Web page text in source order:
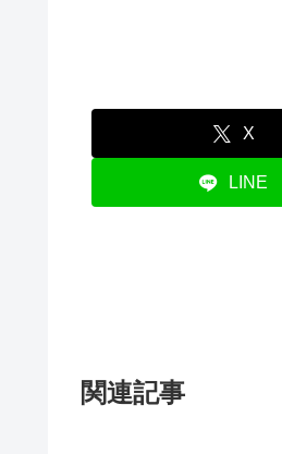
X
LINE
関連記事